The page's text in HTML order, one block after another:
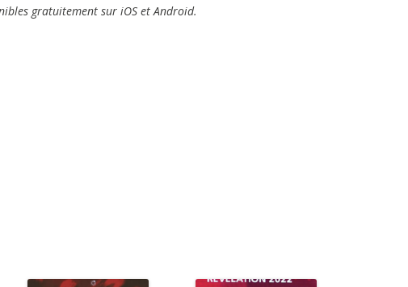
gratuitement sur iOS et Android.